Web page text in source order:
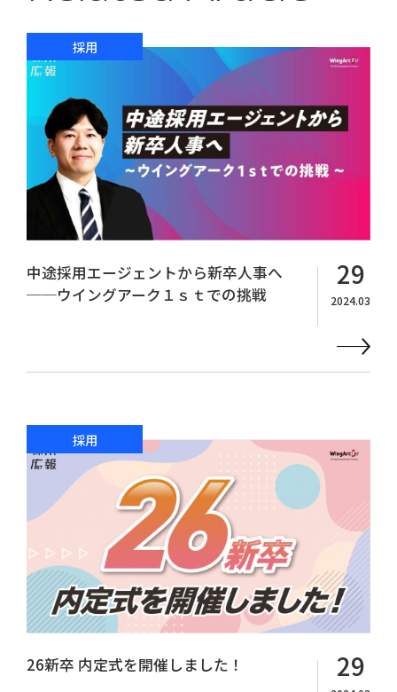
採用
中途採用エージェントから新卒人事へ
──ウイングアーク１ｓｔでの挑戦
29
2024.03
採用
26新卒 内定式を開催しました！ 29